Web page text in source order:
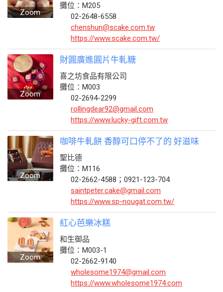
Zoom
攤位：M205
02-2648-6558
chenshun@scake.com.tw
https://www.scake.com.tw/
Zoom
財圓廣進圓片牛軋糖
喜之坊食品有限公司
攤位：M003
02-2694-2299
rollingdear92@gmail.com
https://www.lucky-gift.com.tw
Zoom
咖啡牛軋餅 香醇可口停不了的 好滋味
聖比德
攤位：M116
02-2662-4588；0921-123-704
saintpeter.cake@gmail.com
https://www.sp-nougat.com.tw/
Zoom
紅心芭樂冰糕
和生御品
攤位：M003-1
02-2662-9140
wholesome1974@gmail.com
https://www.wholesome1974.com